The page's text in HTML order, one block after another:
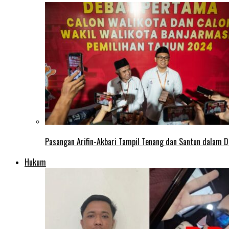
Pasangan Arifin-Akbari Tampil Tenang dan Santun dalam
Hukum